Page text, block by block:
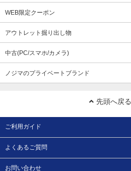
WEB限定クーポン
アウトレット掘り出し物
中古(PC/スマホ/カメラ)
ノジマのプライベートブランド
先頭へ戻る
ご利用ガイド
よくあるご質問
お問い合わせ